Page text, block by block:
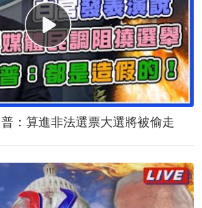
：算進非法選票大選將被偷走